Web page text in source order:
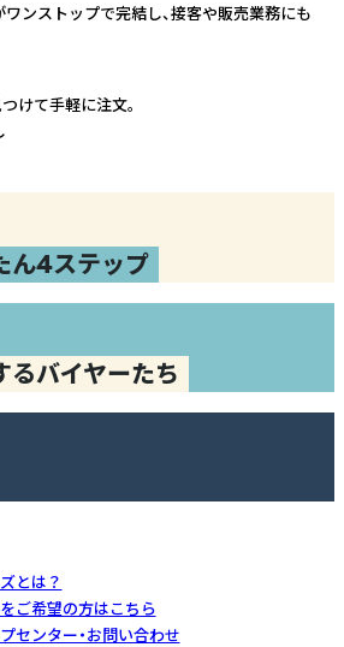
ンストップで完結し、接客や販売業務にも
けて手軽に注文。
ん4ステップ
るバイヤーたち
とは？
ご希望の方はこちら
センター・お問い合わせ